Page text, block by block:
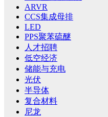
ARVR
CCS集成母排
LED
PPS聚苯硫醚
人才招聘
低空经济
储能与充电
光伏
半导体
复合材料
尼龙